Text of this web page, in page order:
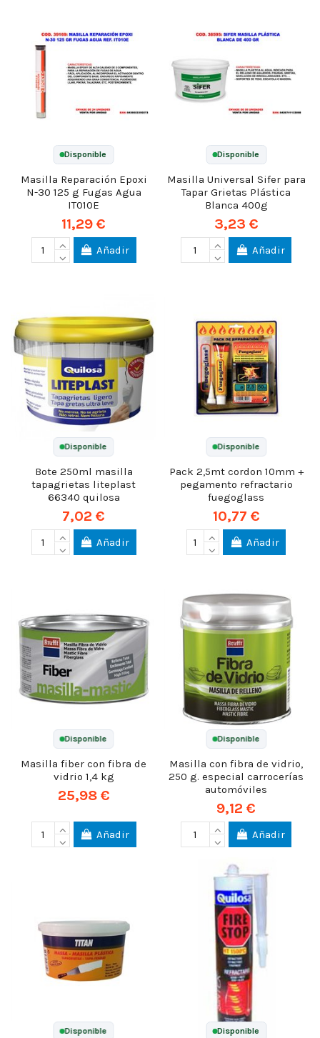
Disponible
Masilla Reparación Epoxi
N-30 125 g Fugas Agua
IT010E
11,29 €
Añadir
Disponible
Masilla Universal Sifer para
Tapar Grietas Plástica
Blanca 400g
3,23 €
Añadir
Disponible
Bote 250ml masilla
tapagrietas liteplast
66340 quilosa
7,02 €
Añadir
Disponible
Pack 2,5mt cordon 10mm +
pegamento refractario
fuegoglass
10,77 €
Añadir
Disponible
Masilla fiber con fibra de
vidrio 1,4 kg
25,98 €
Añadir
Disponible
Masilla con fibra de vidrio,
250 g. especial carrocerías
automóviles
9,12 €
Añadir
Disponible Disponible